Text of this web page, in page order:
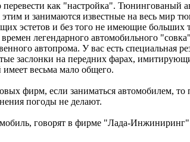
как "настройка". Тюнингованый
и занимаются известные на весь мир
эстетов и без того не имеющие
легендарного автомобильного
автопрома. У вас есть
заслонки на передних фарах,
весьма мало общего.
фирм, если заниматься автомобилем,
погоды не делают.
говорят в фирме "Лада-